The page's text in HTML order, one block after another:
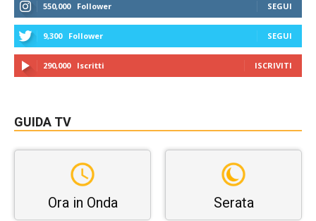
550,000 Follower SEGUI
9,300 Follower SEGUI
290,000 Iscritti ISCRIVITI
GUIDA TV
Ora in Onda Serata